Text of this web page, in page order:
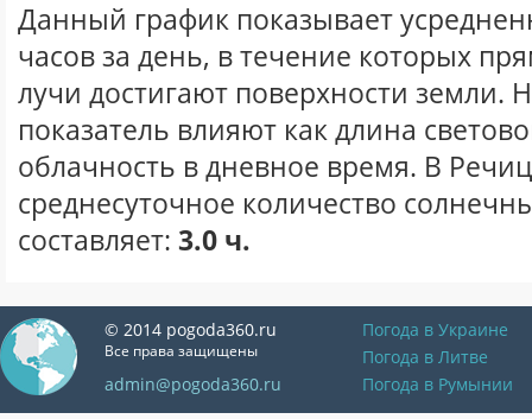
Данный график показывает
часов за день, в течение которых
лучи достигают поверхности земли.
показатель влияют как длина
облачность в дневное время. В
среднесуточное количество
составляет: 3.0 ч.
© 2014 pogoda360.ru
Все права защищены
admin@pogoda360.ru
Погода в Украине
Погода в Литве
Погода в Румынии